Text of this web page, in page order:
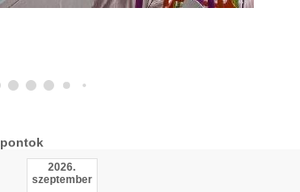
2026.
szeptember